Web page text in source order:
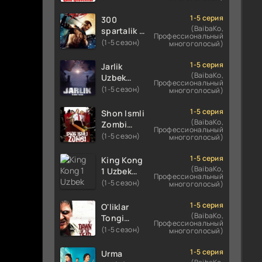
tilida
koreya
seryali
barcha
o'zbek
tilida
tilida 2016
O'zbekcha
tarjima
HD
skachat
300
spartalik 2
/ Uch yuz
2 Premyera
Uzbek
tilida 2013
tarjima
kino HD
skachat
(1-5 сезон)
1-5 серия
(BaibaKo,
Профессиональный
многоголосый)
Jarlik
Uzbek
tilida 2025
tarjima
kino HD
skachat
(1-5 сезон)
1-5 серия
(BaibaKo,
Профессиональный
многоголосый)
Shon Ismli
Zombi
Uzbek
O'zbekcha
tarjima
kino HD
(1-5 сезон)
1-5 серия
(BaibaKo,
Профессиональный
многоголосый)
King Kong
1 Uzbek
tilida 2005
tarjima
kino HD
skachat
(1-5 сезон)
1-5 серия
(BaibaKo,
Профессиональный
многоголосый)
O'liklar
Tongi
Uzbek
(2004)
(1-5 сезон)
1-5 серия
(BaibaKo,
Профессиональный
многоголосый)
Urma
1-5 серия